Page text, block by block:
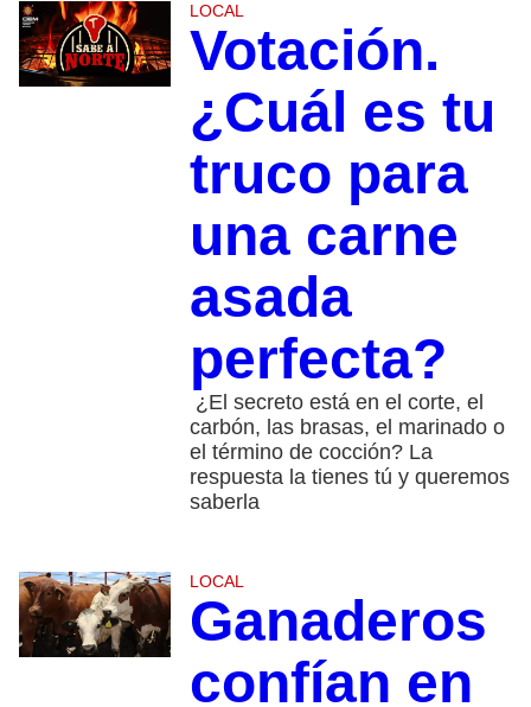
LOCAL
Votación.
¿Cuál es tu
truco para
una carne
asada
perfecta?
¿El secreto está en el corte, el
carbón, las brasas, el marinado o
el término de cocción? La
respuesta la tienes tú y queremos
saberla
LOCAL
Ganaderos
confían en